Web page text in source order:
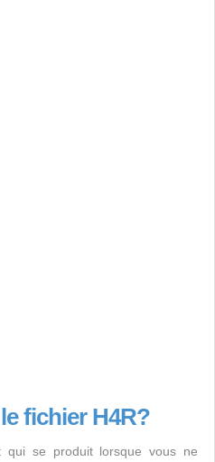
fichier H4R?
qui se produit lorsque vous ne